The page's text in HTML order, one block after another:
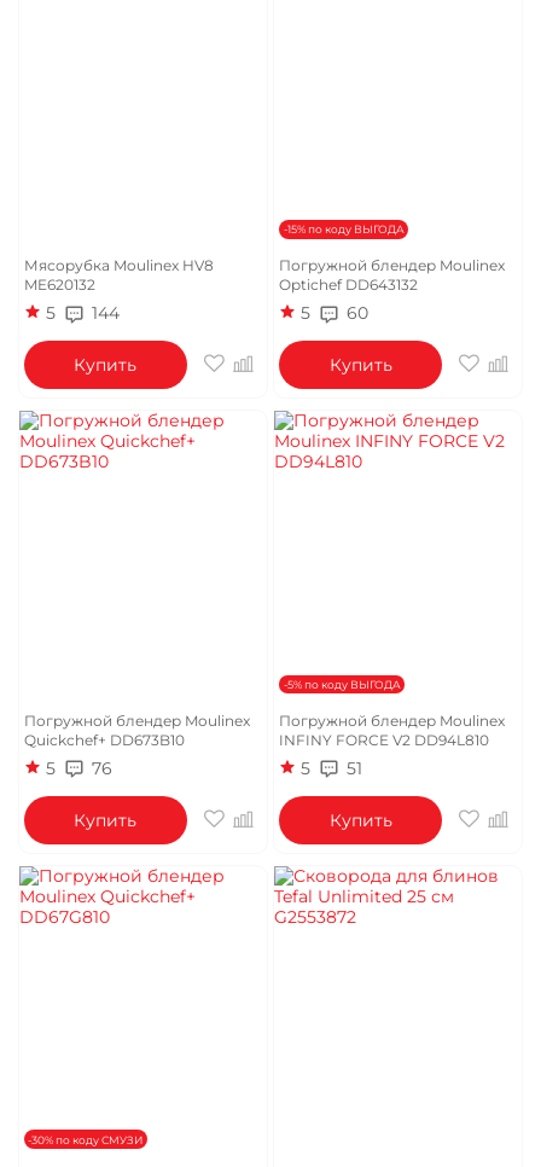
Мясорубка Moulinex HV8
ME620132
5 144
Купить
-15% по коду ВЫГОДА
Погружной блендер Moulinex
Optichef DD643132
5 60
Купить
Погружной блендер Moulinex
Quickchef+ DD673B10
5 76
Купить
-5% по коду ВЫГОДА
Погружной блендер Moulinex
INFINY FORCE V2 DD94L810
5 51
Купить
-30% по коду СМУЗИ